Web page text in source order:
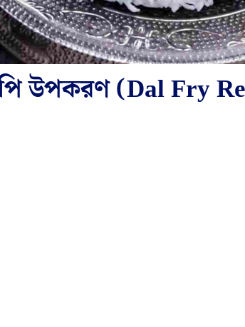
উপকরণ (Dal Fry